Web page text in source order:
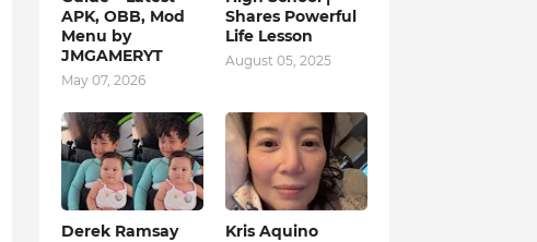
APK, OBB, Mod
Menu by
JMGAMERYT
May 07, 2026
Shares Powerful
Life Lesson
August 05, 2025
Derek Ramsay
Kris Aquino